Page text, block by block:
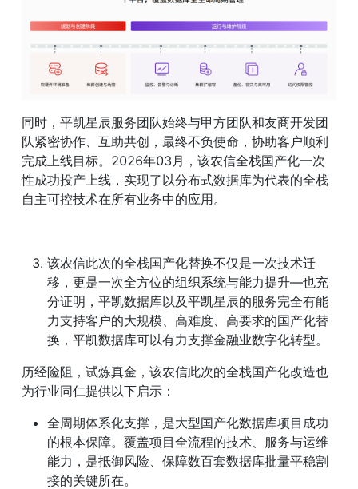
同时，平凯星辰服务团队始终与甲方团队和友商开发团
队紧密协作、互助共创，最终不负使命，协助客户顺利
完成上线目标。2026年03月，该农信全栈国产化一次
性成功投产上线，实现了以分布式数据库为代表的全栈
自主可控技术在所有业务中的应用。
该农信此次的全栈国产化替换不仅是一次技术迁
移，更是一次全方位的组织系统与能力提升—也充
分证明，平凯数据库以及平凯星辰的服务完全有能
力支持客户的大规模、高难度、高要求的国产化替
换，平凯数据库可以有力支撑金融业数字化转型。
历经险阻，试炼真金，该农信此次的全栈国产化改造也
为行业同仁提供以下启示：
全周期体系化支撑，是大型国产化数据库项目成功
的根本保障。覆盖项目全流程的技术、服务与运维
能力，是抵御风险、保障数百套数据库批量平稳割
接的关键所在。